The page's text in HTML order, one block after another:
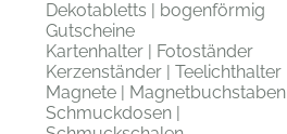
Dekotabletts | bogenförmig
Gutscheine
Kartenhalter | Fotoständer
Kerzenständer | Teelichthalter
Magnete | Magnetbuchstaben
Schmuckdosen |